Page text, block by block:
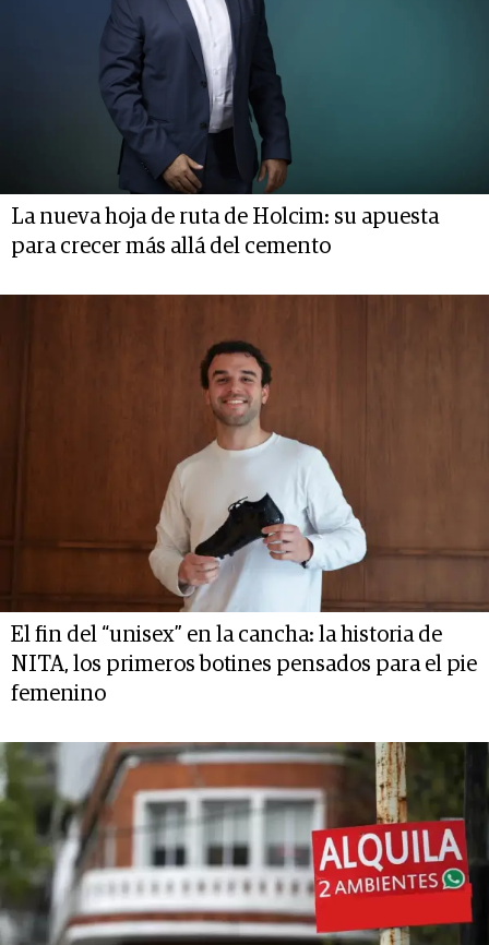
La nueva hoja de ruta de Holcim: su apuesta
para crecer más allá del cemento
El fin del “unisex” en la cancha: la historia de
NITA, los primeros botines pensados para el pie
femenino